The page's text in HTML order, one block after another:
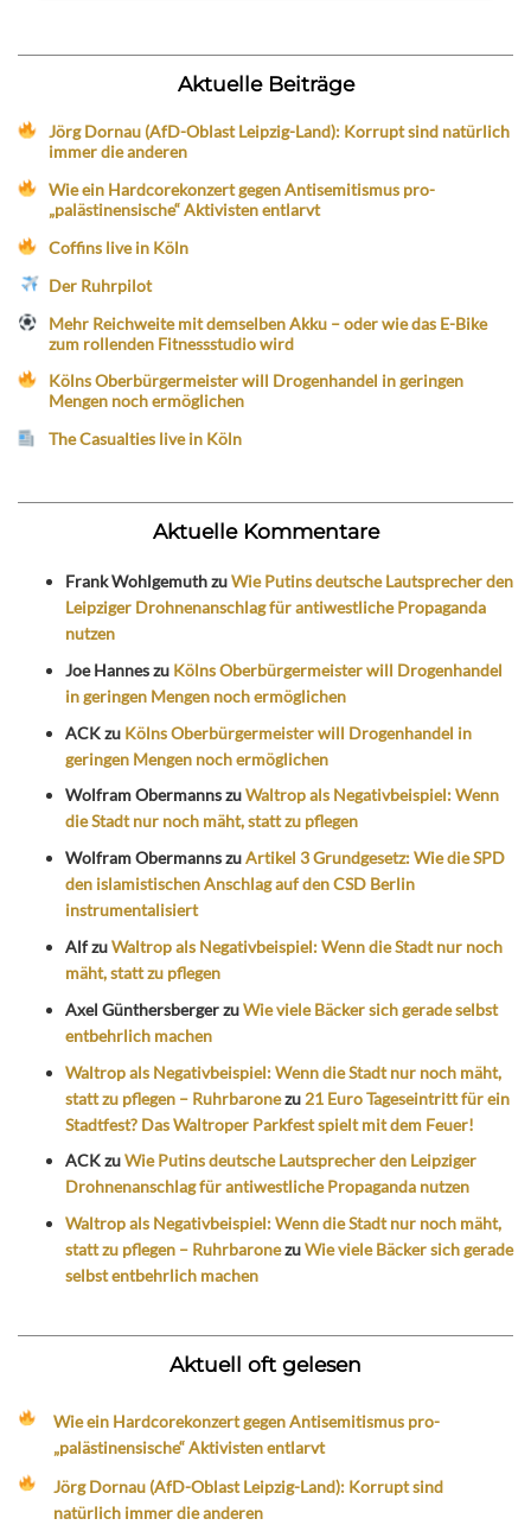
Aktuelle Beiträge
Jörg Dornau (AfD-Oblast Leipzig-Land): Korrupt sind natürlich
immer die anderen
Wie ein Hardcorekonzert gegen Antisemitismus pro-
„palästinensische“ Aktivisten entlarvt
Coffins live in Köln
Der Ruhrpilot
Mehr Reichweite mit demselben Akku – oder wie das E-Bike
zum rollenden Fitnessstudio wird
Kölns Oberbürgermeister will Drogenhandel in geringen
Mengen noch ermöglichen
The Casualties live in Köln
Aktuelle Kommentare
Frank WohlgemuthzuWie Putins deutsche Lautsprecher den
Leipziger Drohnenanschlag für antiwestliche Propaganda
nutzen
Joe Hanneszu Kölns Oberbürgermeister will Drogenhandel
in geringen Mengen noch ermöglichen
ACKzu Kölns Oberbürgermeister will Drogenhandel in
geringen Mengen noch ermöglichen
Wolfram ObermannszuWaltrop als Negativbeispiel: Wenn
die Stadt nur noch mäht, statt zu pflegen
Wolfram ObermannszuArtikel 3 Grundgesetz: Wie die SPD
den islamistischen Anschlag auf den CSD Berlin
instrumentalisiert
AlfzuWaltrop als Negativbeispiel: Wenn die Stadt nur noch
mäht, statt zu pflegen
Axel GünthersbergerzuWie viele Bäcker sich gerade selbst
entbehrlich machen
Waltrop als Negativbeispiel: Wenn die Stadt nur noch mäht,
statt zu pflegen – Ruhrbaronezu 21 Euro Tageseintritt für ein
Stadtfest? Das Waltroper Parkfest spielt mit dem Feuer!
ACKzuWie Putins deutsche Lautsprecher den Leipziger
Drohnenanschlag für antiwestliche Propaganda nutzen
Waltrop als Negativbeispiel: Wenn die Stadt nur noch mäht,
statt zu pflegen – RuhrbaronezuWie viele Bäcker sich gerade
selbst entbehrlich machen
Aktuell oft gelesen
Wie ein Hardcorekonzert gegen Antisemitismus pro-
„palästinensische“ Aktivisten entlarvt
Jörg Dornau (AfD-Oblast Leipzig-Land): Korrupt sind
natürlich immer die anderen